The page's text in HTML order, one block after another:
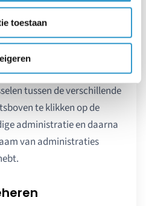
toestaan
melden en is de
je bent uitgenodigd
tussen de verschillende
te klikken op de
administratie en daarna
van administraties